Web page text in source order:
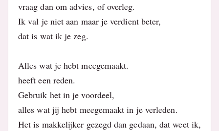
vraag dan om advies, of overleg.
Ik val je niet aan maar je verdient beter,
dat is wat ik je zeg.
Alles wat je hebt meegemaakt.
heeft een reden.
Gebruik het in je voordeel,
alles wat jij hebt meegemaakt in je verleden.
Het is makkelijker gezegd dan gedaan, dat weet ik,